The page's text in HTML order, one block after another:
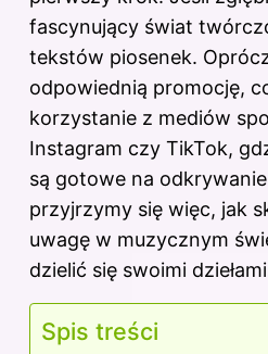
fascynujący świat
tekstów piosenek.
odpowiednią promocję,
korzystanie z mediów
Instagram czy TikTok,
są gotowe na
przyjrzymy się więc, jak
uwagę w muzycznym
dzielić się swoimi
Spis treści